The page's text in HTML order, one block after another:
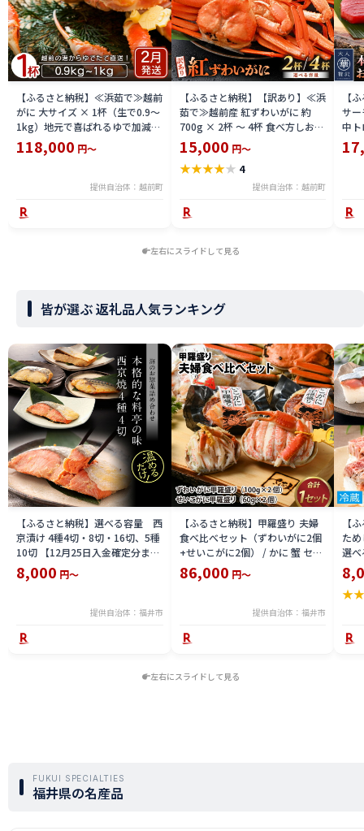
【ふるさと納税】≪浜茹で≫越前
がに 大サイズ × 1杯（生で0.9〜
1kg）地元で喜ばれるゆで加減・
塩加減で越前の港から直送！【雄
ズワイガニ ずわいがに 越前ガニ
送分】希望日指定可 備考欄に希
x004_02]
118,000 円～
提供自治体：越前町
【ふるさと納税】【訳あり】≪浜
茹で≫越前産 紅ずわいがに 約
700g × 2杯 〜 4杯 食べ方しおり
付【紅ズワイガニ カニ かに 蟹 姿
ボイル 冷蔵 福井県】【4月発送
分】希望日指定不可
15,000 円～
★★★★★ 4
提供自治体：越前町
【
サ
中
小
鮪 】
左右にスライドして見る
皆が選ぶ 返礼品人気ランキング
【ふるさと納税】選べる容量 西
京漬け 4種4切・8切・16切、5種
10切 【12月25日入金確定分まで
「年内発送」「年内配送」「年内
お届け」】/ レンジで温めるだけ
8,000 円～
提供自治体：福井市
【ふるさと納税】甲羅盛り 夫婦
食べ比べセット（ずわいがに2個
+せいこがに2個） / かに 蟹 セイ
コ ずわい ズワイ 内子 外子 国産
冷凍 冬 冬の味覚 珍味 グルメ 国
86,000 円～
提供自治体：福井市
【
た
選
鯖
用
テラ
★
左右にスライドして見る
FUKUI SPECIALTIES
福井県の名産品